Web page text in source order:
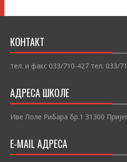
КОНТАКТ
тел. и факс 033/710-427 тел. 033/
АДРЕСА ШКОЛЕ
Иве Лоле Рибара бр.1 31300
E-MAIL АДРЕСА